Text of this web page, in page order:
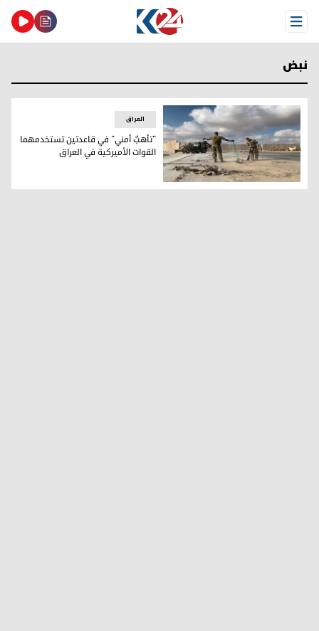
Open Menu
نبض
قاعدة عين الأسد (أرشيفية- فرانس برس)
العراق
"تأهبٌ أمني" في قاعدتين تستخدمهما
القوات الأميركية في العراق